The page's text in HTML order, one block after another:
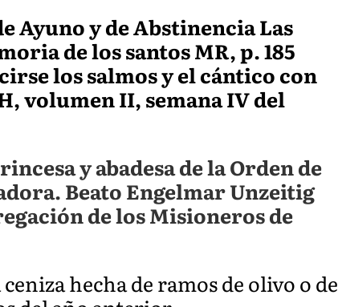
Ayuno y de Abstinencia Las
de los santos MR, p. 185
los salmos y el cántico con
volumen II, semana IV del
y abadesa de la Orden de
Beato Engelmar Unzeitig
de los Misioneros de
hecha de ramos de olivo o de